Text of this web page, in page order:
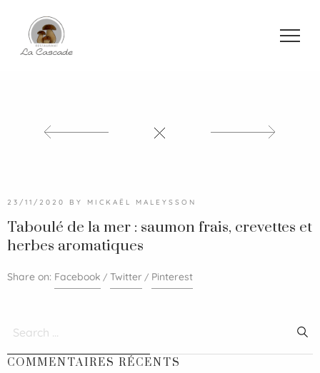
23/11/2020 BY MICKAËL MALEYSSON
Taboulé de la mer : saumon frais, crevettes et
herbes aromatiques
Share on: Facebook Twitter Pinterest
COMMENTAIRES RÉCENTS